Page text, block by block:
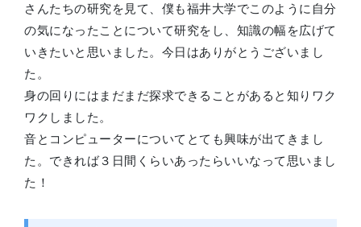
さんたちの研究を見て、僕も福井大学でこのように自分
の気になったことについて研究をし、知識の幅を広げて
いきたいと思いました。今日はありがとうございまし
た。
身の回りにはまだまだ探求できることがあると知りワク
ワクしました。
音とコンピューターについてとても興味が出てきまし
た。できれば３日間くらいあったらいいなって思いまし
た！